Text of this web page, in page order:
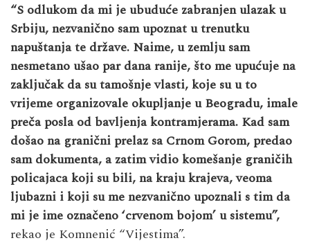
“S odlukom da mi je ubuduće zabranjen ulazak u
Srbiju, nezvanično sam upoznat u trenutku
napuštanja te države. Naime, u zemlju sam
nesmetano ušao par dana ranije, što me upućuje na
zaključak da su tamošnje vlasti, koje su u to
vrijeme organizovale okupljanje u Beogradu, imale
preča posla od bavljenja kontramjerama. Kad sam
došao na granični prelaz sa Crnom Gorom, predao
sam dokumenta, a zatim vidio komešanje graničih
policajaca koji su bili, na kraju krajeva, veoma
ljubazni i koji su me nezvanično upoznali s tim da
mi je ime označeno ‘crvenom bojom’ u sistemu”,
rekao je Komnenić “Vijestima”.